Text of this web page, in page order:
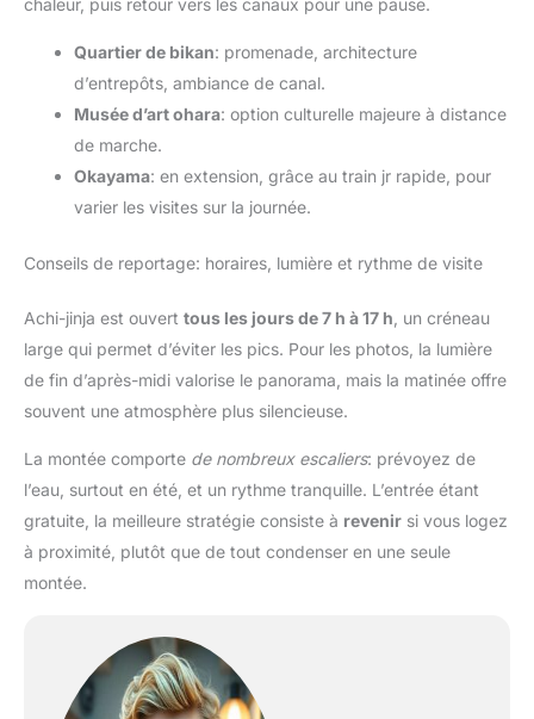
Quartier de bikan: promenade, architecture
d’entrepôts, ambiance de canal.
Musée d’art ohara: option culturelle majeure à distance
de marche.
Okayama: en extension, grâce au train jr rapide, pour
varier les visites sur la journée.
Conseils de reportage: horaires, lumière et rythme de visite
Achi-jinja est ouvert tous les jours de 7 h à 17 h , un créneau
large qui permet d’éviter les pics. Pour les photos, la lumière
de fin d’après-midi valorise le panorama, mais la matinée offre
souvent une atmosphère plus silencieuse.
La montée comporte de nombreux escaliers: prévoyez de
l’eau, surtout en été, et un rythme tranquille. L’entrée étant
gratuite, la meilleure stratégie consiste à revenir si vous logez
à proximité, plutôt que de tout condenser en une seule
montée.